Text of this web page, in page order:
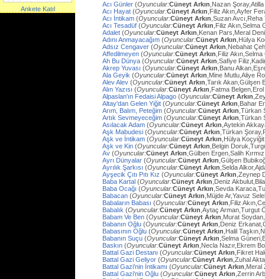
Ankete Katıl
Acı Günler (Oyuncular:Cüneyt Arkın ,Nazan
Acı Hayat (Oyuncular:Cüneyt Arkın ,Filiz Akın,Ayfer
Acı İntikam (Oyuncular:Cüneyt Arkın ,Suzan
Acı Tesadüf (Oyuncular:Cüneyt Arkın ,Filiz Akın,Selma
Adalet (Oyuncular:Cüneyt Arkın ,Kenan Pars,Meral
Adını Anmayacağım (Oyuncular:Cüneyt Arkın ,Hülya
Adsız Cengaver (Oyuncular:Cüneyt Arkın ,Nebahat
Affedilmeyen (Oyuncular:Cüneyt Arkın ,Filiz
Ah Bu Dünya (Oyuncular:Cüneyt Arkın ,Safiye
Akrep Yuvası (Oyuncular:Cüneyt Arkın ,Banu
Ala Geyik (Oyuncular:Cüneyt Arkın ,Mine Mutlu,Aliye
Alev Alev (Oyuncular:Cüneyt Arkın ,Tarık Akan,Gülşen
Alın Yazısı (Oyuncular:Cüneyt Arkın ,Fatma
Alpaslan'ın Fedaisi Alpago (Oyuncular:Cüneyt Arkın
Altay'dan Gelen Yiğit (Oyuncular:Cüneyt Arkın ,Bahar
Arım, Balım, Peteğim (Oyuncular:Cüneyt Arkın ,Türkan
Artık Sevmeyeceğim (Oyuncular:Cüneyt Arkın ,Türkan
Asılacak Adam (Oyuncular:Cüneyt Arkın ,Aytekin
Aşk Mabudesi (Oyuncular:Cüneyt Arkın ,Türkan
Aşk ve İntikam (Oyuncular:Cüneyt Arkın ,Hülya
Aşk ve Kin (Oyuncular:Cüneyt Arkın ,Belgin
Av (Oyuncular:Cüneyt Arkın ,Gülben Ergen,Salih
Ayrı Dünyalar (Oyuncular:Cüneyt Arkın ,Gülşen
Ayrılık Şarkısı (Oyuncular:Cüneyt Arkın ,Selda
Ayşecik Çıtı Pıtı Kız (Oyuncular:Cüneyt Arkın ,Zeynep
Baba Kartal (Oyuncular:Cüneyt Arkın ,Deniz
Baba Ocağı (Oyuncular:Cüneyt Arkın ,Sevda
Babacan (Oyuncular:Cüneyt Arkın ,Müjde Ar,Yavuz
Babaların Babası (Oyuncular:Cüneyt Arkın ,Filiz
Babalık (Oyuncular:Cüneyt Arkın ,Aytaç Arman,Turgut
Babam Ve Ben (Oyuncular:Cüneyt Arkın ,Murat
Babanın Oğlu (Oyuncular:Cüneyt Arkın ,Deniz
Babasının Oğlu (Oyuncular:Cüneyt Arkın ,Halil
Babanın Suçu (Oyuncular:Cüneyt Arkın ,Selma
Baskın (Oyuncular:Cüneyt Arkın ,Necla Nazır,Ekrem
Battal Gazi Destanı (Oyuncular:Cüneyt Arkın ,Fikret
Battal Gazi Geliyor (Oyuncular:Cüneyt Arkın ,Zuhal
Battal Gazi'nin İntikamı (Oyuncular:Cüneyt Arkın
Battal Gazi'nin Oğlu (Oyuncular:Cüneyt Arkın ,Zerrin